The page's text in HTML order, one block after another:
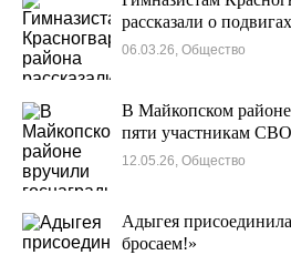
рассказали о
06.03.26, Общество
В Майкопском
пяти участникам СВО
12.05.26, Общество
Адыгея
бросаем!»